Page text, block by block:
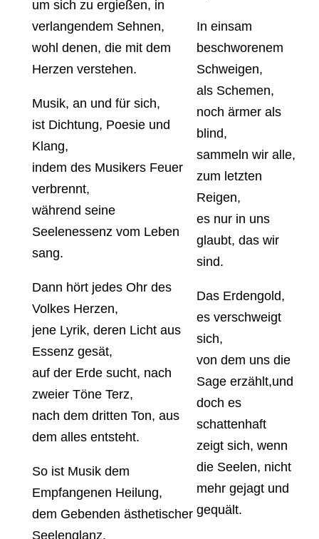
um sich zu ergießen, in
verlangendem Sehnen,
wohl denen, die mit dem
Herzen verstehen.
Musik, an und für sich,
ist Dichtung, Poesie und
Klang,
indem des Musikers Feuer
verbrennt,
während seine
Seelenessenz vom Leben
sang.
Dann hört jedes Ohr des
Volkes Herzen,
jene Lyrik, deren Licht aus
Essenz gesät,
auf der Erde sucht, nach
zweier Töne Terz,
nach dem dritten Ton, aus
dem alles entsteht.
So ist Musik dem
Empfangenen Heilung,
dem Gebenden ästhetischer
Seelenglanz,
In einsam
beschworenem
Schweigen,
als Schemen,
noch ärmer als
blind,
sammeln wir alle,
zum letzten
Reigen,
es nur in uns
glaubt, das wir
sind.
Das Erdengold,
es verschweigt
sich,
von dem uns die
Sage erzählt,und
doch es
schattenhaft
zeigt sich, wenn
die Seelen, nicht
mehr gejagt und
gequält.